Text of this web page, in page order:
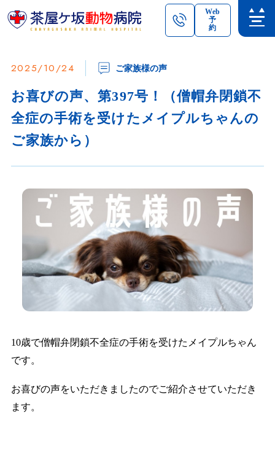
Web
予
約
2025/10/24 ご家族様の声
お喜びの声、第397号！（僧帽弁閉鎖不
全症の手術を受けたメイプルちゃんの
ご家族から）
10歳で僧帽弁閉鎖不全症の手術を受けたメイプルちゃん
です。
お喜びの声をいただきましたのでご紹介させていただき
ます。